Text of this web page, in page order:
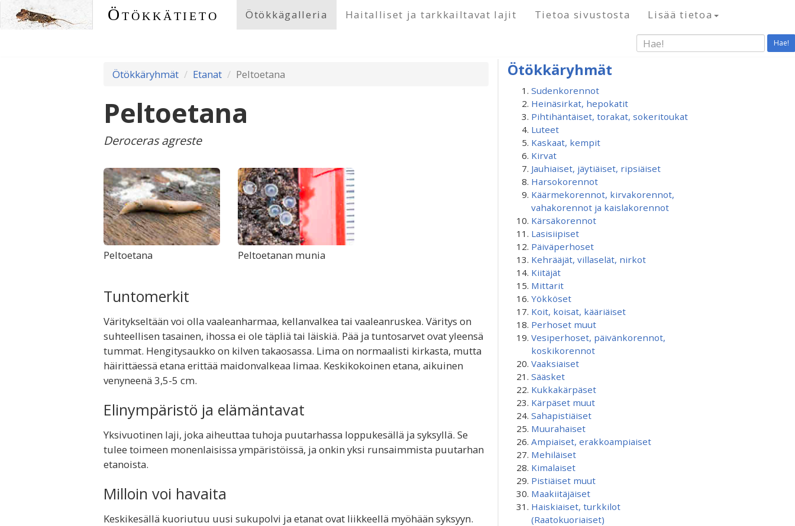
Ötökkätieto Ötökkägalleria Haitalliset ja tarkkailtavat lajit Tietoa sivustosta Lisää tietoa
Hae!
Ötökkäryhmät Etanat Peltoetana
Peltoetana
Deroceras agreste
Peltoetana Peltoetanan munia
Tuntomerkit
Väritykseltään voi olla vaaleanharmaa, kellanvalkea tai vaaleanruskea. Väritys on
suhteellisen tasainen, ihossa ei ole täpliä tai läiskiä. Pää ja tuntosarvet ovat yleensä
tummat. Hengitysaukko on kilven takaosassa. Lima on normaalisti kirkasta, mutta
häirittäessä etana erittää maidonvalkeaa limaa. Keskikokoinen etana, aikuinen
venyneenä 3,5-5 cm.
Elinympäristö ja elämäntavat
Yksivuotinen laji, joka aiheuttaa tuhoja puutarhassa loppukesällä ja syksyllä. Se
tulee toimeen monenlaisissa ympäristöissä, ja onkin yksi runsaimmista puutarhan
etanoista.
Milloin voi havaita
Keskikesällä kuoriutuu uusi sukupolvi ja etanat ovat liikkeellä myöhään syksyyn.
Ötökkäryhmät
Sudenkorennot
Heinäsirkat, hepokatit
Pihtihäntäiset, torakat, sokeritoukat
Luteet
Kaskaat, kempit
Kirvat
Jauhiaiset, jäytiäiset, ripsiäiset
Harsokorennot
Käärmekorennot, kirvakorennot,
vahakorennot ja kaislakorennot
Kärsäkorennot
Lasisiipiset
Päiväperhoset
Kehrääjät, villaselät, nirkot
Kiitäjät
Mittarit
Yökköset
Koit, koisat, kääriäiset
Perhoset muut
Vesiperhoset, päivänkorennot,
koskikorennot
Vaaksiaiset
Sääsket
Kukkakärpäset
Kärpäset muut
Sahapistiäiset
Muurahaiset
Ampiaiset, erakkoampiaiset
Mehiläiset
Kimalaiset
Pistiäiset muut
Maakiitäjäiset
Haiskiaiset, turkkilot
(Raatokuoriaiset)